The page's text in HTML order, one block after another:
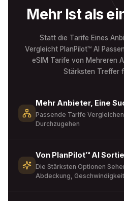
Mehr Ist als
Statt die Tarife Eines
Vergleicht PlanPilot™ AI
eSIM Tarife von Mehreren
Stärksten Treffer
Mehr Anbieter, Eine
Passende Tarife
Durchzugehen
Von PlanPilot™ AI
Die Stärksten Optionen
Abdeckung,